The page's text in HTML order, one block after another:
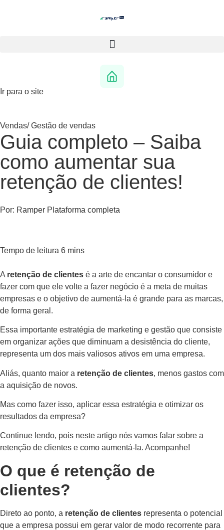
Ir para o site
Vendas/Gestão de vendas
Guia completo – Saiba
como aumentar sua
retenção de clientes!
Por: Ramper Plataforma completa
A retenção de clientes é a arte de encantar o consumidor e
fazer com que ele volte a fazer negócio é a meta de muitas
empresas e o objetivo de aumentá-la é grande para as marcas,
de forma geral.
Essa importante estratégia de marketing e gestão que consiste
em organizar ações que diminuam a desistência do cliente,
representa um dos mais valiosos ativos em uma empresa.
Aliás, quanto maior a retenção de clientes, menos gastos com
a aquisição de novos.
Mas como fazer isso, aplicar essa estratégia e otimizar os
resultados da empresa?
Continue lendo, pois neste artigo nós vamos falar sobre a
retenção de clientes e como aumentá-la. Acompanhe!
O que é retenção de
clientes?
Direto ao ponto, a retenção de clientes representa o potencial
que a empresa possui em gerar valor de modo recorrente para